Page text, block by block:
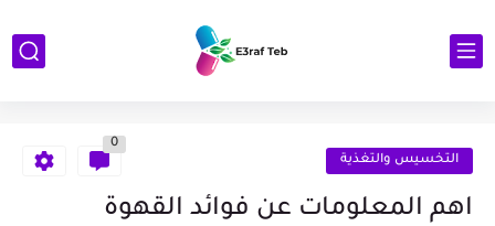
التخسيس والتغذية
0
اهم المعلومات عن فوائد القهوة